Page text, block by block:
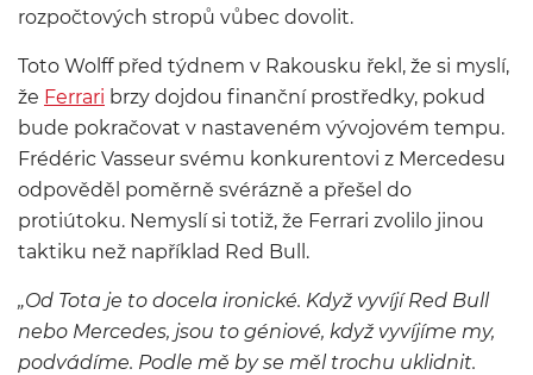
rozpočtových stropů vůbec dovolit.
Toto Wolffpřed týdnem v Rakousku řekl, že si myslí,
že Ferrari brzy dojdou finanční prostředky, pokud
bude pokračovat v nastaveném vývojovém tempu.
Frédéric Vasseur svému konkurentovi z Mercedesu
odpověděl poměrně svérázně a přešel do
protiútoku. Nemyslí si totiž, že Ferrari zvolilo jinou
taktiku než například Red Bull.
„Od Tota je to docela ironické. Když vyvíjí Red Bull
nebo Mercedes, jsou to géniové, když vyvíjíme my,
podvádíme. Podle mě by se měl trochu uklidnit.